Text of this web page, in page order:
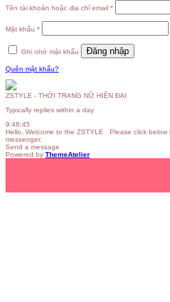
Tên tài khoản hoặc địa chỉ email *
Mật khẩu *
Ghi nhớ mật khẩu Đăng nhập
Quên mật khẩu?
ZSTYLE - THỜI TRANG NỮ HIỆN ĐẠI
Typically replies within a day
9:48:45
Hello, Welcome to the ZSTYLE . Please click
messenger.
Send a message
Powered by ThemeAtelier